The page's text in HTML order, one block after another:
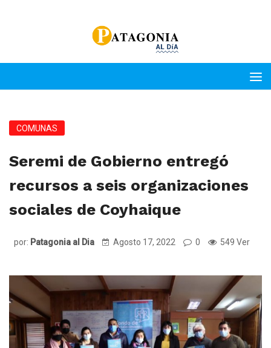
COMUNAS
Seremi de Gobierno entregó
recursos a seis organizaciones
sociales de Coyhaique
por: Patagonia al Dia Agosto 17, 2022 0 549 Ver